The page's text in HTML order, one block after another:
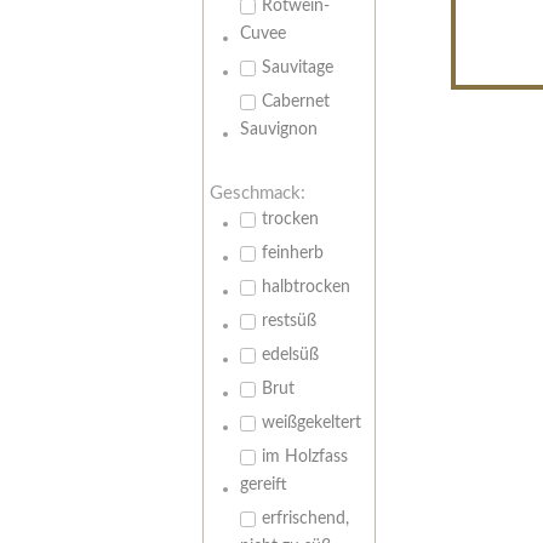
Rotwein-
Cuvee
Sauvitage
Cabernet
Sauvignon
Geschmack:
trocken
feinherb
halbtrocken
restsüß
edelsüß
Brut
weißgekeltert
im Holzfass
gereift
erfrischend,